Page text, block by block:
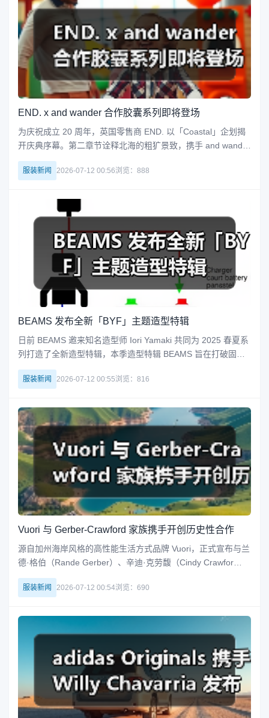
END. x and wander 合作胶囊系列即将登场
为庆祝成立 20 周年，英国零售商 END. 以「Coastal」企划揭
开庆典序幕。第二章节诠释北海的粗犷景致，携手 and wander
推出「North Sea」胶囊系列。防水性能、暗色调与海洋图案贯
穿 Nylon Print Jacket、Print Hat 与 Print Poncho 等款
服装新闻 2026-07-12 00:56浏览：888
BEAMS 发布全新「BYF」主题造型特辑
日前 BEAMS 邀来知名造型师 Iori Yamaki 共同为 2025 春夏系
列打造了全新造型特辑，本季造型特辑 BEAMS 旨在打破固有
时尚规则，挖掘复古时尚文化中隐藏的多样性。此次双方以「B
YF」为主题，Iori Yamaki 将大阪美国村中的衣着风貌串联出虚
服装新闻 2026-07-12 00:55浏览：816
Vuori 与 Gerber-Crawford 家族携手开创历史性合作
源自加州海岸风格的高性能生活方式品牌 Vuori，正式宣布与兰
德·格伯（Rande Gerber）、辛迪·克劳馥（Cindy Crawfor
d）、普雷斯利·格伯（Presley Gerber）及凯雅·格伯（Kaia G
erber）达成开创性合作。这个横跨时尚、商业与现代文化领域
服装新闻 2026-07-12 00:54浏览：690